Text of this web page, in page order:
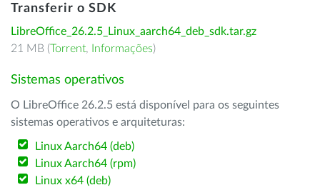
Transferir o SDK
LibreOffice_26.2.5_Linux_aarch64_deb_sdk.tar.gz
21 MB (Torrent, Informações)
Sistemas operativos
O LibreOffice 26.2.5 está disponível para os seguintes
sistemas operativos e arquiteturas:
Linux Aarch64 (deb)
Linux Aarch64 (rpm)
Linux x64 (deb)